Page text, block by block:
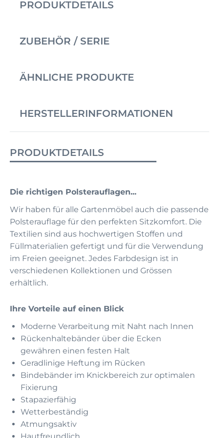
PRODUKTDETAILS
ZUBEHÖR / SERIE
ÄHNLICHE PRODUKTE
HERSTELLERINFORMATIONEN
PRODUKTDETAILS
Die richtigen Polsterauflagen...
Wir haben für alle Gartenmöbel auch die passende
Polsterauflage für den perfekten Sitzkomfort. Die
Textilien sind aus hochwertigen Stoffen und
Füllmaterialien gefertigt und für die Verwendung
im Freien geeignet. Jedes Farbdesign ist in
verschiedenen Kollektionen und Grössen
erhältlich.
Ihre Vorteile auf einen Blick
Moderne Verarbeitung mit Naht nach Innen
Rückenhaltebänder über die Ecken
gewähren einen festen Halt
Geradlinige Heftung im Rücken
Bindebänder im Knickbereich zur optimalen
Fixierung
Stapazierfähig
Wetterbeständig
Atmungsaktiv